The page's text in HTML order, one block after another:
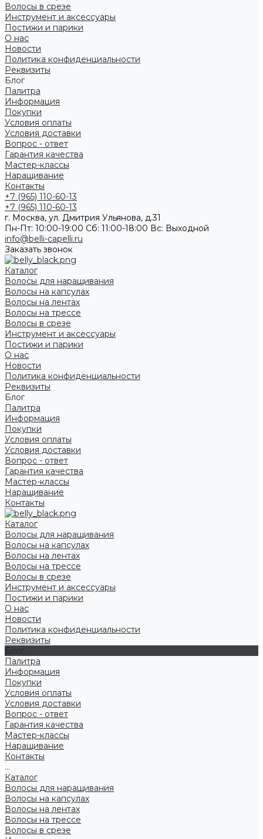
Волосы в срезе
Инструмент и аксессуары
Постижи и парики
О нас
Новости
Политика конфиденциальности
Реквизиты
Блог
Палитра
Информация
Покупки
Условия оплаты
Условия доставки
Вопрос - ответ
Гарантия качества
Мастер-классы
Наращивание
Контакты
+7 (965) 110-60-13
+7 (965) 110-60-13
г. Москва, ул. Дмитрия Ульянова, д.31
Пн-Пт: 10:00-19:00 Cб: 11:00-18:00 Вс: Выходной
info@belli-capelli.ru
Заказать звонок
Каталог
Волосы для наращивания
Волосы на капсулах
Волосы на лентах
Волосы на трессе
Волосы в срезе
Инструмент и аксессуары
Постижи и парики
О нас
Новости
Политика конфиденциальности
Реквизиты
Блог
Палитра
Информация
Покупки
Условия оплаты
Условия доставки
Вопрос - ответ
Гарантия качества
Мастер-классы
Наращивание
Контакты
Каталог
Волосы для наращивания
Волосы на капсулах
Волосы на лентах
Волосы на трессе
Волосы в срезе
Инструмент и аксессуары
Постижи и парики
О нас
Новости
Политика конфиденциальности
Реквизиты
Блог
Палитра
Информация
Покупки
Условия оплаты
Условия доставки
Вопрос - ответ
Гарантия качества
Мастер-классы
Наращивание
Контакты
...
Каталог
Волосы для наращивания
Волосы на капсулах
Волосы на лентах
Волосы на трессе
Волосы в срезе